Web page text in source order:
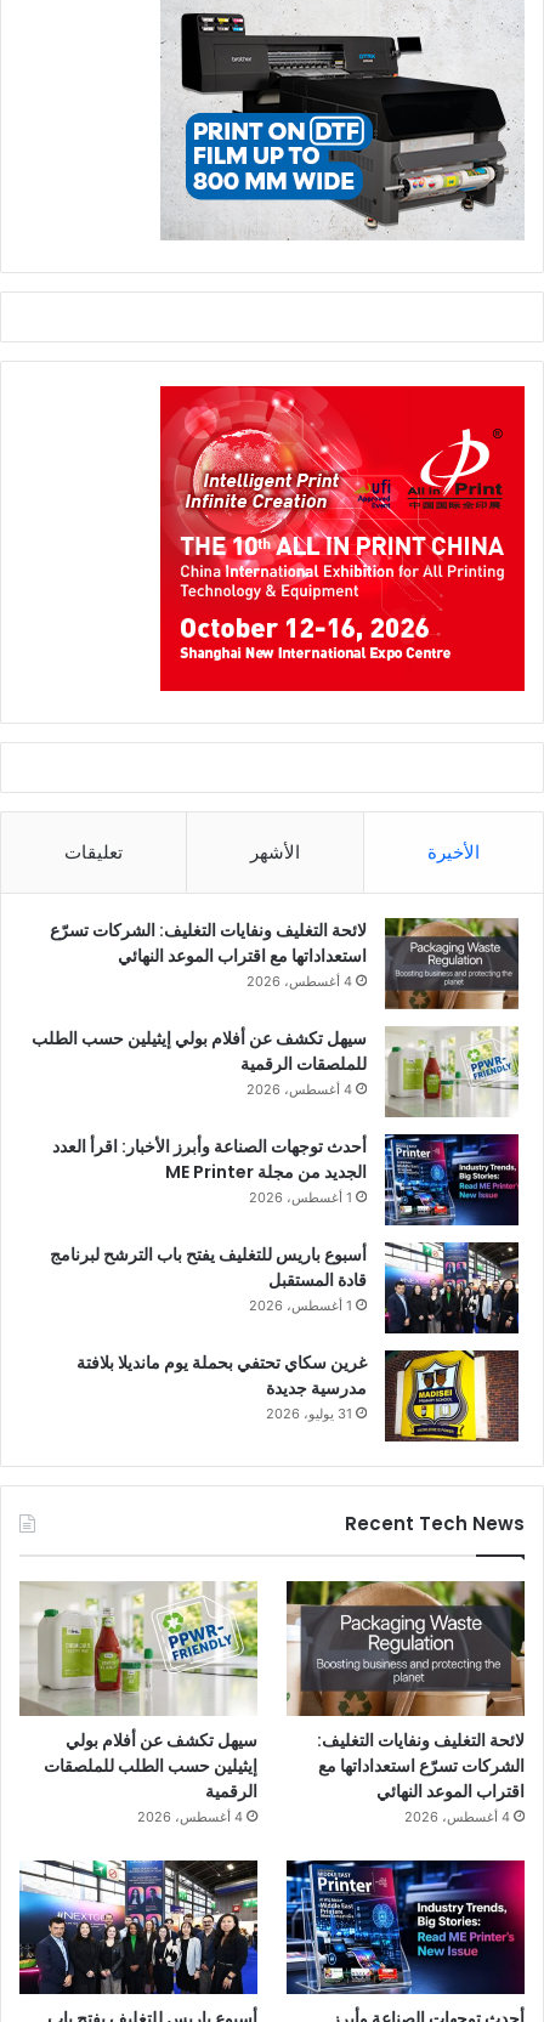
الأخيرة الأشهر تعليقات
لائحة التغليف ونفايات التغليف: الشركات تسرّع
استعداداتها مع اقتراب الموعد النهائي
4 أغسطس، 2026
سيهل تكشف عن أفلام بولي إيثيلين حسب الطلب
للملصقات الرقمية
4 أغسطس، 2026
أحدث توجهات الصناعة وأبرز الأخبار: اقرأ العدد
الجديد من مجلة ME Printer
1 أغسطس، 2026
أسبوع باريس للتغليف يفتح باب الترشح لبرنامج
قادة المستقبل
1 أغسطس، 2026
غرين سكاي تحتفي بحملة يوم مانديلا بلافتة
مدرسية جديدة
31 يوليو، 2026
Recent Tech News
لائحة التغليف ونفايات التغليف:
الشركات تسرّع استعداداتها مع
اقتراب الموعد النهائي
4 أغسطس، 2026
سيهل تكشف عن أفلام بولي
إيثيلين حسب الطلب للملصقات
الرقمية
4 أغسطس، 2026